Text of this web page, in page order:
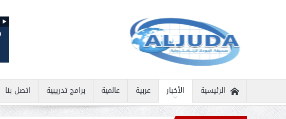
الرئيسية الأخبار عربية عالمية برامج تدريبية اتصل بنا